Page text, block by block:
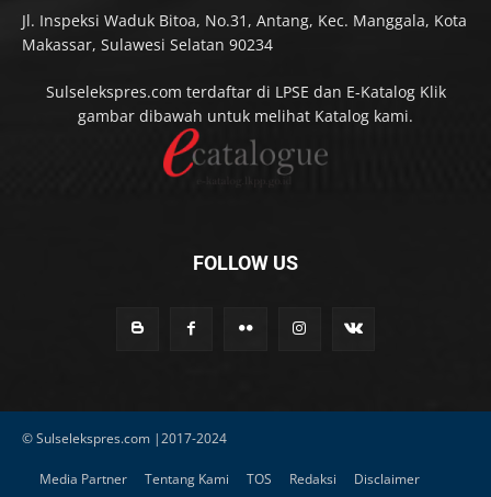
Jl. Inspeksi Waduk Bitoa, No.31, Antang, Kec. Manggala, Kota
Makassar, Sulawesi Selatan 90234
Sulselekspres.com terdaftar di LPSE dan E-Katalog Klik
gambar dibawah untuk melihat Katalog kami.
FOLLOW US
© Sulselekspres.com |2017-2024
Media Partner Tentang Kami TOS Redaksi
Disclaimer